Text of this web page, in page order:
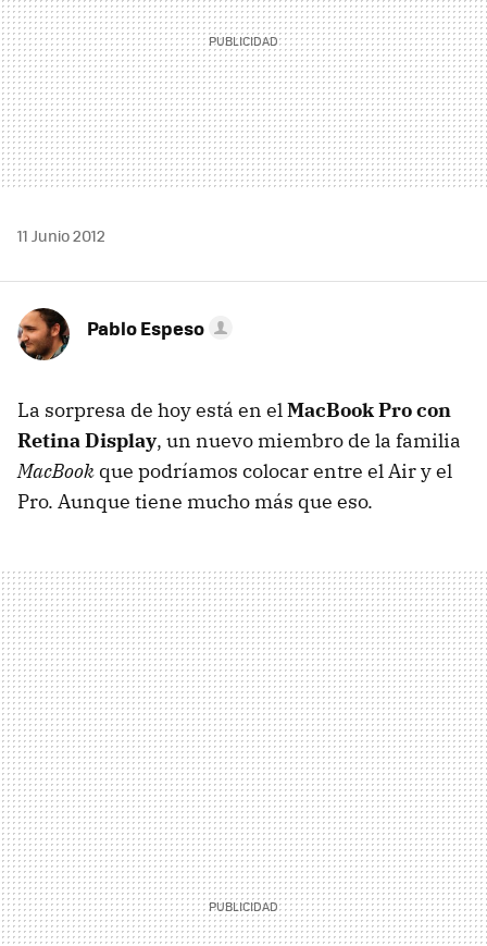
11 Junio 2012
Pablo Espeso
La sorpresa de hoy está en elMacBook Pro con
Retina Display, un nuevo miembro de la familia
MacBook que podríamos colocar entre el Air y el
Pro. Aunque tiene mucho más que eso.